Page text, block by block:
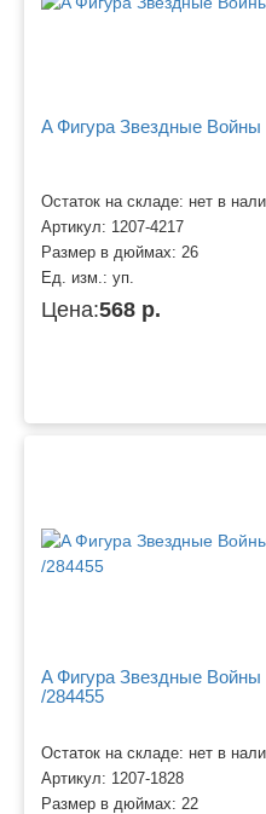
A Фигура Звездные
Остаток на складе: нет в
Артикул: 1207-4217
Размер в дюймах: 26
Ед. изм.: уп.
Цена:568 р.
A Фигура Звездные
/284455
Остаток на складе: нет в
Артикул: 1207-1828
Размер в дюймах: 22